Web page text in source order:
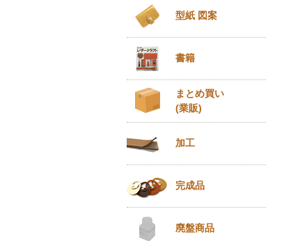
型紙 図案
書籍
まとめ買い
(業販)
加工
完成品
廃盤商品